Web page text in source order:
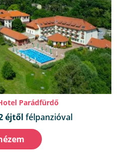
Parádfürdő
éjtől félpanzióval